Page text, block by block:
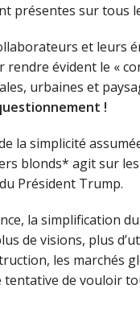
présentes sur tous
et leurs
rendre évident le «
urbaines et
!
la simplicité
blonds* agit sur
Président Trump.
la simplification
de visions, plus
les marchés
de vouloir